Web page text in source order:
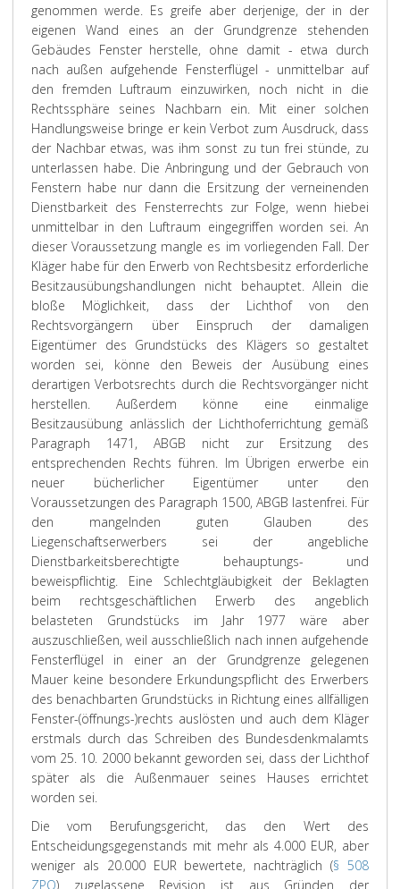
genommen werde. Es greife aber derjenige, der in der
eigenen Wand eines an der Grundgrenze stehenden
Gebäudes Fenster herstelle, ohne damit - etwa durch
nach außen aufgehende Fensterflügel - unmittelbar auf
den fremden Luftraum einzuwirken, noch nicht in die
Rechtssphäre seines Nachbarn ein. Mit einer solchen
Handlungsweise bringe er kein Verbot zum Ausdruck, dass
der Nachbar etwas, was ihm sonst zu tun frei stünde, zu
unterlassen habe. Die Anbringung und der Gebrauch von
Fenstern habe nur dann die Ersitzung der verneinenden
Dienstbarkeit des Fensterrechts zur Folge, wenn hiebei
unmittelbar in den Luftraum eingegriffen worden sei. An
dieser Voraussetzung mangle es im vorliegenden Fall. Der
Kläger habe für den Erwerb von Rechtsbesitz erforderliche
Besitzausübungshandlungen nicht behauptet. Allein die
bloße Möglichkeit, dass der Lichthof von den
Rechtsvorgängern über Einspruch der damaligen
Eigentümer des Grundstücks des Klägers so gestaltet
worden sei, könne den Beweis der Ausübung eines
derartigen Verbotsrechts durch die Rechtsvorgänger nicht
herstellen. Außerdem könne eine einmalige
Besitzausübung anlässlich der Lichthoferrichtung gemäß
Paragraph 1471, ABGB nicht zur Ersitzung des
entsprechenden Rechts führen. Im Übrigen erwerbe ein
neuer bücherlicher Eigentümer unter den
Voraussetzungen des Paragraph 1500, ABGB lastenfrei. Für
den mangelnden guten Glauben des
Liegenschaftserwerbers sei der angebliche
Dienstbarkeitsberechtigte behauptungs- und
beweispflichtig. Eine Schlechtgläubigkeit der Beklagten
beim rechtsgeschäftlichen Erwerb des angeblich
belasteten Grundstücks im Jahr 1977 wäre aber
auszuschließen, weil ausschließlich nach innen aufgehende
Fensterflügel in einer an der Grundgrenze gelegenen
Mauer keine besondere Erkundungspflicht des Erwerbers
des benachbarten Grundstücks in Richtung eines allfälligen
Fenster-(öffnungs-)rechts auslösten und auch dem Kläger
erstmals durch das Schreiben des Bundesdenkmalamts
vom 25. 10. 2000 bekannt geworden sei, dass der Lichthof
später als die Außenmauer seines Hauses errichtet
worden sei.
Die vom Berufungsgericht, das den Wert des
Entscheidungsgegenstands mit mehr als 4.000 EUR, aber
weniger als 20.000 EUR bewertete, nachträglich (§ 508
ZPO) zugelassene Revision ist aus Gründen der